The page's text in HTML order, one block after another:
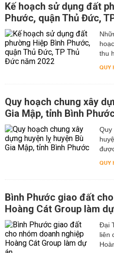
Kế hoạch sử dụng đất
Phước, quận Thủ Đức,
thu
QUY
Quy hoạch chung xây
Gia Mập, tỉnh Bình
Quy
QUY
Bình Phước giao đất
Hoàng Cát Group làm
Đại
liên